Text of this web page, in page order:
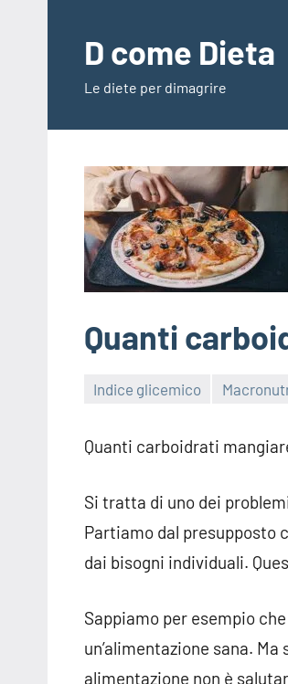
contenutoD come Dieta
Le diete per dimagrire
Quanti
Indice glicemico
Quanti carboidrati
Si tratta di uno dei
Partiamo dal presupposto
dai bisogni individuali.
Sappiamo per esempio
un’alimentazione sana.
alimentazione non è